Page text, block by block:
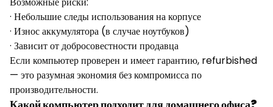
· Небольшие следы использования на корпусе
· Износ аккумулятора (в случае ноутбуков)
· Зависит от добросовестности продавца
Если компьютер проверен и имеет гарантию, refurbished
— это разумная экономия без компромисса по
производительности.